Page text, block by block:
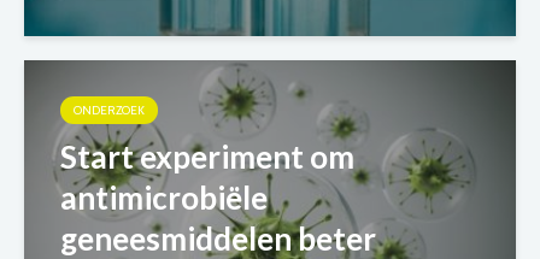
ONDERZOEK
Start experiment om
antimicrobiële
geneesmiddelen beter